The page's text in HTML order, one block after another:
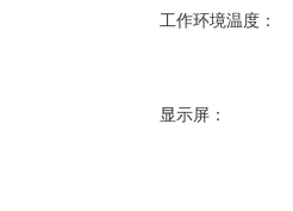
工作环境温
显示屏： 带